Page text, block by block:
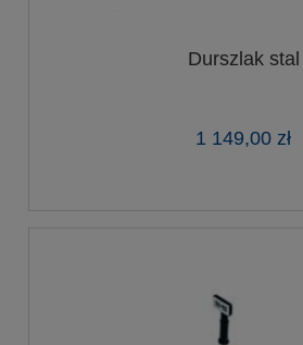
Durszlak stal
1 149,00 zł